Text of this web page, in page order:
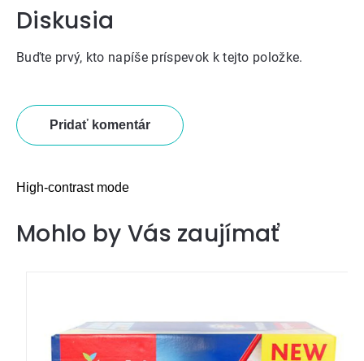
Diskusia
Buďte prvý, kto napíše príspevok k tejto položke.
Pridať komentár
High-contrast mode
Mohlo by Vás zaujímať